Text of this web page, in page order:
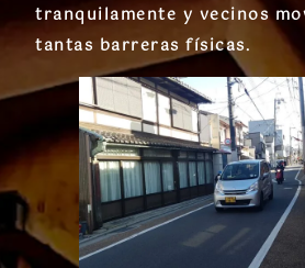
tranquilamente y vecinos
tantas barreras físicas.